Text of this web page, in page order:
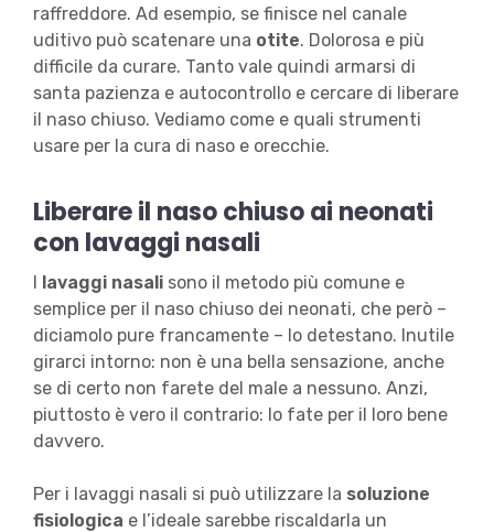
raffreddore. Ad esempio, se finisce nel canale
uditivo può scatenare una otite. Dolorosa e più
difficile da curare. Tanto vale quindi armarsi di
santa pazienza e autocontrollo e cercare di liberare
il naso chiuso. Vediamo come e quali strumenti
usare per la cura di naso e orecchie.
Liberare il naso chiuso ai neonati
con lavaggi nasali
lavaggi nasalisono il metodo più comune e
semplice per il naso chiuso dei neonati, che però –
diciamolo pure francamente – lo detestano. Inutile
girarci intorno: non è una bella sensazione, anche
se di certo non farete del male a nessuno. Anzi,
piuttosto è vero il contrario: lo fate per il loro bene
davvero.
Per i lavaggi nasali si può utilizzare la soluzione
fisiologica e l’ideale sarebbe riscaldarla un